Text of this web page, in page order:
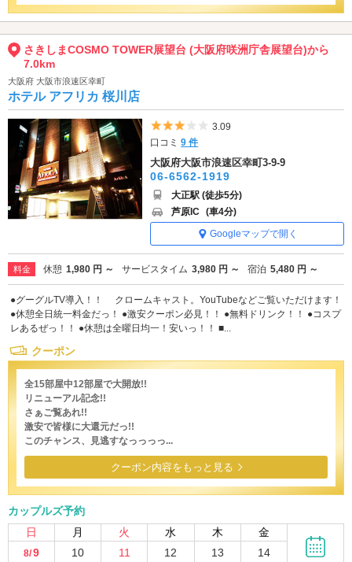
さきしまCOSMO TOWER展望台 (大阪府咲洲庁舎展望台)から
7.0km
大阪府 大阪市浪速区幸町
ホテル アフリカ 桜川店
5つ星のうち3
3.09
口コミ9 件
大阪府大阪市浪速区幸町3-9-9
06-6562-1919
大正駅 (徒歩5分)
芦原IC (車4分)
Googleマップで開く
料金 休憩 1,980 円 ～ サービスタイム 3,980 円 ～ 宿泊 5,480 円 ～
●グーグルTV導入！！ クロームキャスト。YouTubeなどご覧いただけます！
●休憩全日統一料金だっ！ ●激安クーポン必見！！ ●無料ドリンク！！ ●コスプ
レあるぜっ！！ ●休憩は全曜日均一！安いっ！！ ■...
クーポン
全15部屋中12部屋で大開放!!
リニューアル記念!!
さぁご覧あれ!!
激安で皆様に大還元だっ!!
このチャンス、見逃すなっっっっ...
クーポン内容をもっと見る
カップルズ予約
日
月 火 水 木 金
8/9
10
11
12
13
14